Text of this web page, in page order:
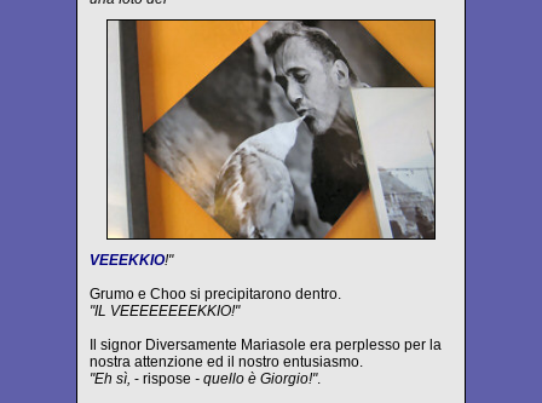
VEEEKKIO!"
Grumo e Choo si precipitarono dentro.
"IL VEEEEEEEEKKIO!"
Il signor Diversamente Mariasole era perplesso per la
nostra attenzione ed il nostro entusiasmo.
"Eh sì, - rispose - quello è Giorgio!".